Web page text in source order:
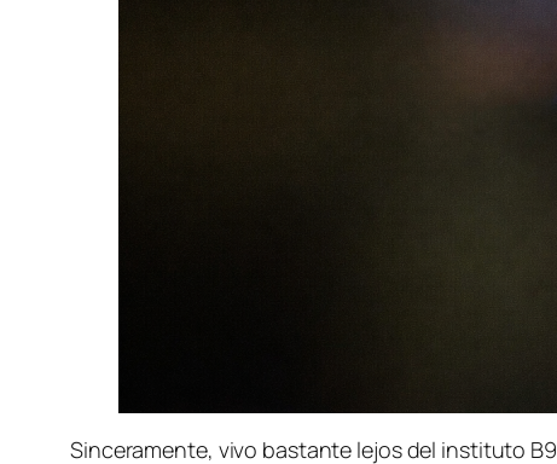
Sinceramente, vivo bastante lejos del instituto